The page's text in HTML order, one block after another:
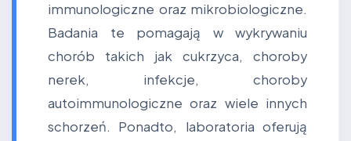
immunologiczne oraz mikrobiologiczne.
Badania te pomagają w wykrywaniu
chorób takich jak cukrzyca, choroby
nerek, infekcje, choroby
autoimmunologiczne oraz wiele innych
schorzeń. Ponadto, laboratoria oferują